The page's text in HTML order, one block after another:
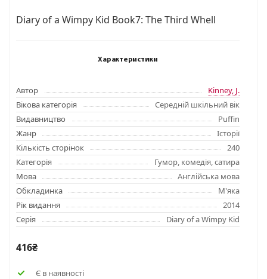
Diary of a Wimpy Kid Book7: The Third Whell
Характеристики
Автор
Kinney, J.
Вікова категорія
Середній шкільний вік
Видавництво
Puffin
Жанр
Історії
Кількість сторінок
240
Категорія
Гумор, комедія, сатира
Мова
Англійська мова
Обкладинка
М'яка
Рік видання
2014
Серія
Diary of a Wimpy Kid
416₴
Є в наявності